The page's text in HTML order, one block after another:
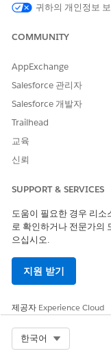
추가 자원
See Also
Service
Assign Data
Workers
Knowledge 기사 번호
005318614
이 기사
개선
귀하의 개인정보
COMMUNITY
AppExchange
Salesforce 관리자
Salesforce 개발자
Trailhead
교육
신뢰
SUPPORT & SERVICES
도움이 필요한 경우 리소
로 확인하거나 전문가의
으십시오.
지원 받기
제공자 Experience Cloud
한국어